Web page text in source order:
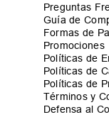
Preguntas
Guía de
Formas de
Promociones
Políticas de
Políticas de
Políticas de
Términos y
Defensa al